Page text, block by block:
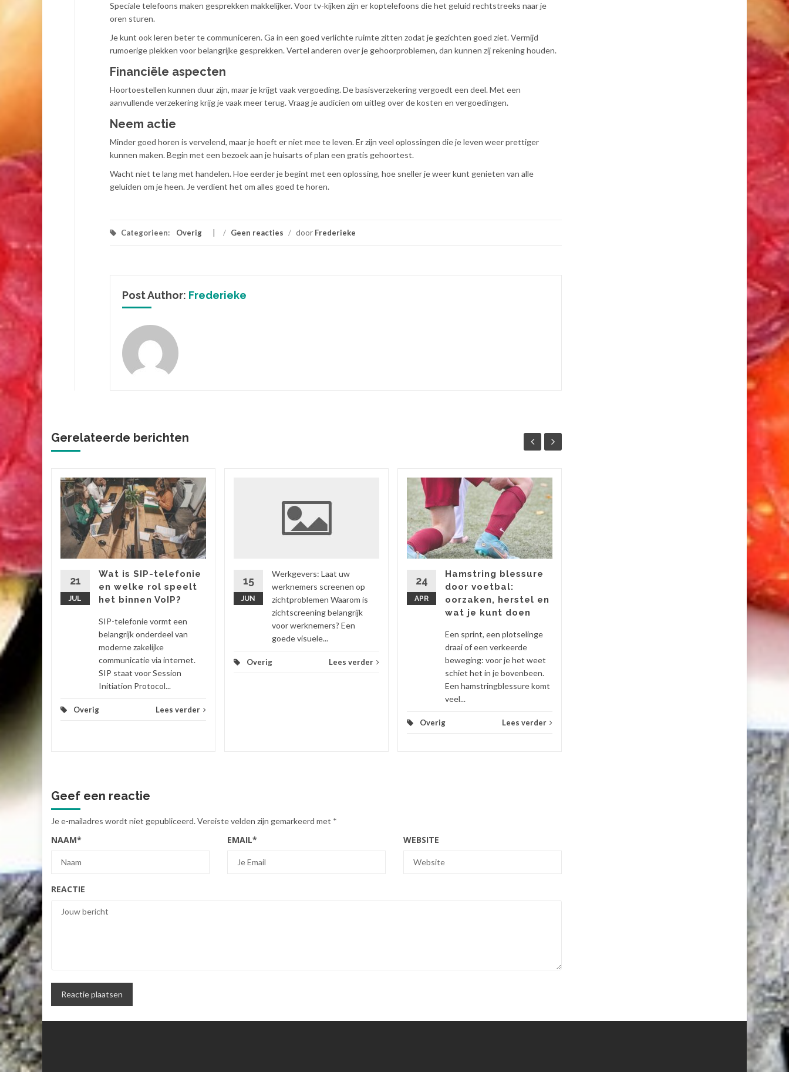
Speciale telefoons maken gesprekken makkelijker. Voor tv-kijken zijn er koptelefoons die het geluid rechtstreeks naar je
oren sturen.
Je kunt ook leren beter te communiceren. Ga in een goed verlichte ruimte zitten zodat je gezichten goed ziet. Vermijd
rumoerige plekken voor belangrijke gesprekken. Vertel anderen over je gehoorproblemen, dan kunnen zij rekening houden.
Financiële aspecten
Hoortoestellen kunnen duur zijn, maar je krijgt vaak vergoeding. De basisverzekering vergoedt een deel. Met een
aanvullende verzekering krijg je vaak meer terug. Vraag je audicien om uitleg over de kosten en vergoedingen.
Neem actie
Minder goed horen is vervelend, maar je hoeft er niet mee te leven. Er zijn veel oplossingen die je leven weer prettiger
kunnen maken. Begin met een bezoek aan je huisarts of plan een gratis gehoortest.
Wacht niet te lang met handelen. Hoe eerder je begint met een oplossing, hoe sneller je weer kunt genieten van alle
geluiden om je heen. Je verdient het om alles goed te horen.
Categorieen: Overig / Geen reacties / door Frederieke
Post Author: Frederieke
Gerelateerde berichten
hebben
hun
met
verder
21
JUL
Wat is SIP-telefonie
en welke rol speelt
het binnen VoIP?
SIP-telefonie vormt een
belangrijk onderdeel van
moderne zakelijke
communicatie via internet.
SIP staat voor Session
Initiation Protocol...
Overig Lees verder
15
JUN
Werkgevers: Laat uw
werknemers screenen op
zichtproblemen Waarom is
zichtscreening belangrijk
voor werknemers? Een
goede visuele...
Overig Lees verder
24
APR
Hamstring blessure
door voetbal:
oorzaken, herstel en
wat je kunt doen
Een sprint, een plotselinge
draai of een verkeerde
beweging: voor je het weet
schiet het in je bovenbeen.
Een hamstringblessure komt
veel...
Overig Lees verder
02
MRT
Geef een reactie
Je e-mailadres wordt niet gepubliceerd.Vereiste velden zijn gemarkeerd met *
NAAM* EMAIL* WEBSITE
REACTIE